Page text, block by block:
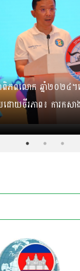
បត្រតក្កកម្ម គំនូរឧស្
ត្រូវបានដាក់ឱ្យ